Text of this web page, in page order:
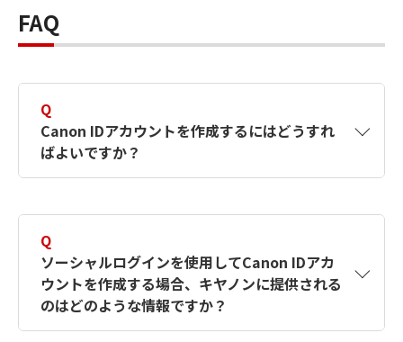
FAQ
Q
Canon IDアカウントを作成するにはどうすれ
ばよいですか？
す。詳しい作成方法は【カメラ】Canon IDとは
何ですか？Canon IDの作成方法は？をご確認く
ださい。
Q
ソーシャルログインを使用してCanon IDアカ
ウントを作成する場合、キヤノンに提供される
のはどのような情報ですか？